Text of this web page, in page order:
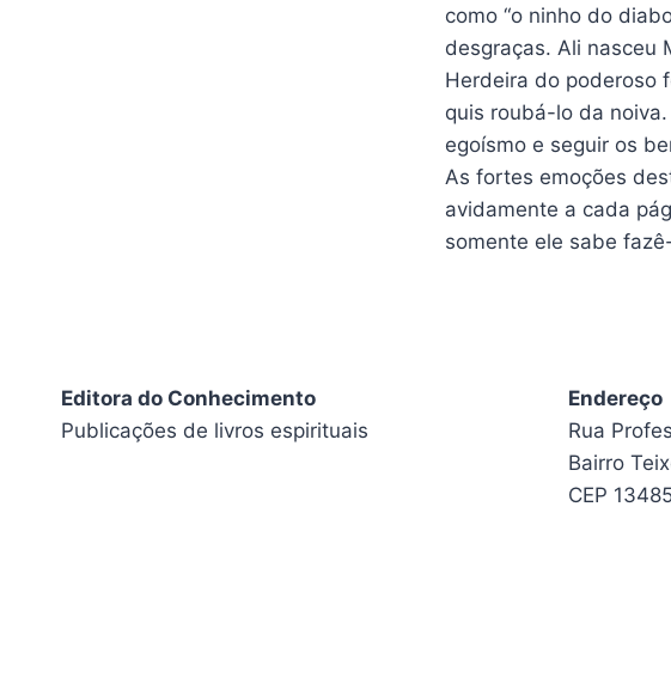
como “o ninho do
desgraças. Ali nasceu
Herdeira do poderoso
quis roubá-lo da
egoísmo e seguir os
As fortes emoções
avidamente a cada
somente ele sabe
Editora do Conhecimento
Publicações de livros espirituais
Endereço
Rua
Bairro
CEP